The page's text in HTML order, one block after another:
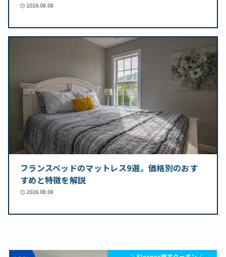
2026.08.08
フランスベッドのマットレス9選。価格別のおす
すめと特徴を解説
2026.08.08